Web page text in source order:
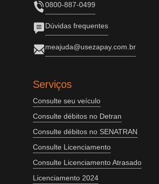
0800-887-0499
Dúvidas frequentes
meajuda@usezapay.com.br
Serviços
Consulte seu veículo
Consulte débitos no Detran
Consulte débitos no SENATRAN
Consulte Licenciamento
Consulte Licenciamento Atrasado
Licenciamento 2024